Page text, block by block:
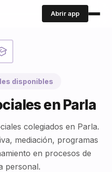
Abrir app
disponibles
en Parla
colegiados en Parla.
mediación, programas
en procesos de
personal.